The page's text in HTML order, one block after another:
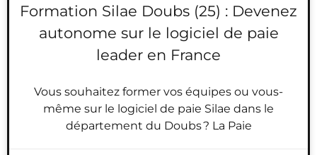
Formation Silae Doubs (25) : Devenez
autonome sur le logiciel de paie
leader en France
Vous souhaitez former vos équipes ou vous-
même sur le logiciel de paie Silae dans le
département du Doubs ? La Paie